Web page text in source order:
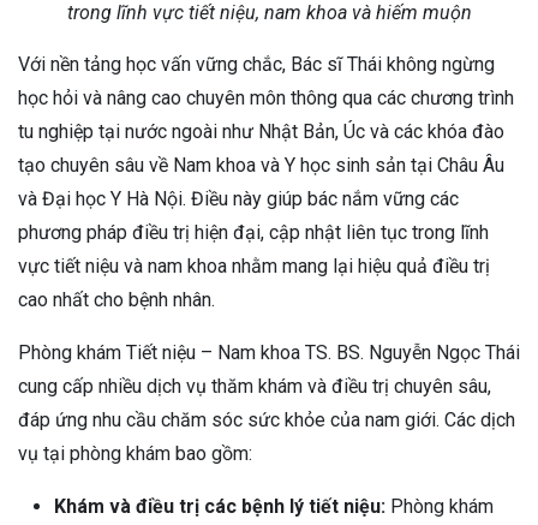
trong lĩnh vực tiết niệu, nam khoa và hiếm muộn
Với nền tảng học vấn vững chắc, Bác sĩ Thái không ngừng
học hỏi và nâng cao chuyên môn thông qua các chương trình
tu nghiệp tại nước ngoài như Nhật Bản, Úc và các khóa đào
tạo chuyên sâu về Nam khoa và Y học sinh sản tại Châu Âu
và Đại học Y Hà Nội. Điều này giúp bác nắm vững các
phương pháp điều trị hiện đại, cập nhật liên tục trong lĩnh
vực tiết niệu và nam khoa nhằm mang lại hiệu quả điều trị
cao nhất cho bệnh nhân.
Phòng khám Tiết niệu – Nam khoa TS. BS. Nguyễn Ngọc Thái
cung cấp nhiều dịch vụ thăm khám và điều trị chuyên sâu,
đáp ứng nhu cầu chăm sóc sức khỏe của nam giới. Các dịch
vụ tại phòng khám bao gồm:
Khám và điều trị các bệnh lý tiết niệu: Phòng khám